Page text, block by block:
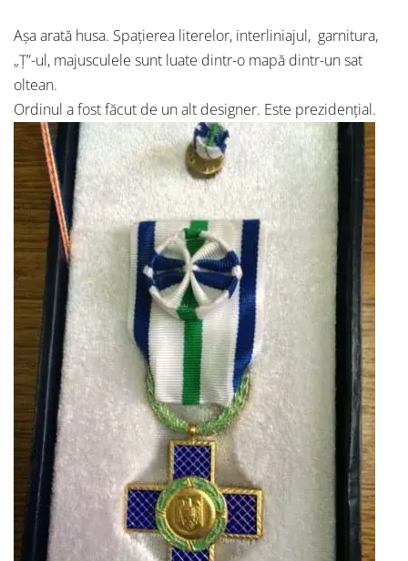
Așa arată husa. Spațierea literelor, interliniajul, garnitura,
„Ț”-ul, majusculele sunt luate dintr-o mapă dintr-un sat
oltean.
Ordinul a fost făcut de un alt designer. Este prezidențial.